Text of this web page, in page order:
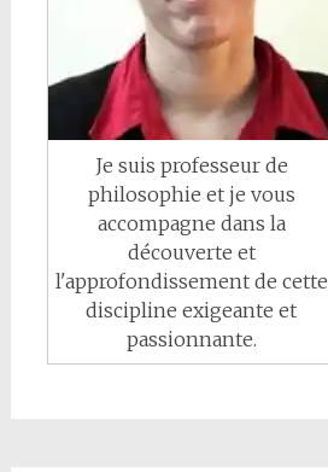
Je suis professeur de
philosophie et je vous
accompagne dans la
découverte et
l'approfondissement de cette
discipline exigeante et
passionnante.